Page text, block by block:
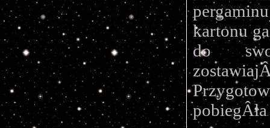
kartonu
do